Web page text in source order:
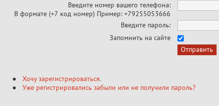
Введите номер вашего телефона:
В формате (+7 код номер) Пример: +79255053666
Введите пароль:
Запомнить на сайте
Хочу зарегистрироваться.
Уже регистрировались забыли или не получили пароль?